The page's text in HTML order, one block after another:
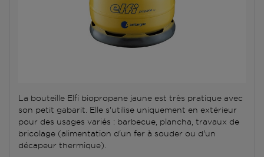
La bouteille Elfi biopropane jaune est très pratique avec
son petit gabarit. Elle s'utilise uniquement en extérieur
pour des usages variés : barbecue, plancha, travaux de
bricolage (alimentation d'un fer à souder ou d'un
décapeur thermique).